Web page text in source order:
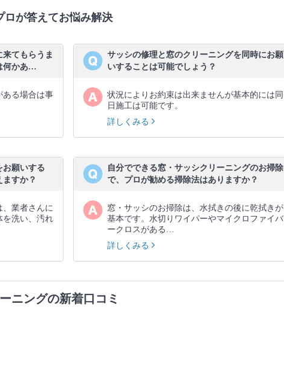
ロが答えてお悩み解決
てもらうま
何かあ…
ある場合は事
サッシの修理と窓のクリーニングを同時にお願
いすることは可能でしょう？
状況によりお約束は出来ませんが基本的には同
日施工は可能です。
詳しくみる
お願いする
すか？
、業者さんに
を洗い、汚れ
自分でできる窓・サッシクリーニングのお掃除
で、プロが勧める掃除法はありますか？
窓・サッシのお掃除は、水拭きの後に乾拭きが
基本です。水切りワイパーやマイクロファイバ
ークロスがある…
詳しくみる
ニングの新着口コミ